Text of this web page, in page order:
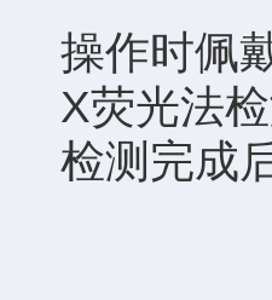
操作时佩
X荧光法
检测完成